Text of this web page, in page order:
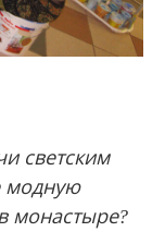
светским
модную
монастыре?